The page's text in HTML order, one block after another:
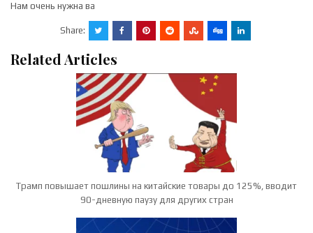
Нам очень нужна ва
Share:
Related Articles
Трамп повышает пошлины на китайские товары до 125%, вводит
90-дневную паузу для других стран